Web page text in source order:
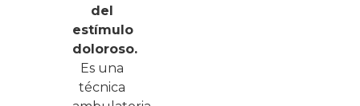
del
estímulo
doloroso.
Es una
técnica